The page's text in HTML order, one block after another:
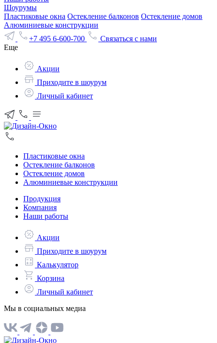
Шоурумы
Пластиковые окна Остекление балконов Остекление домов
Алюминиевые конструкции
+7 495 6-600-700
Связаться с нами
Еще
Акции
Приходите в шоурум
Личный кабинет
Пластиковые окна
Остекление балконов
Остекление домов
Алюминиевые конструкции
Продукция
Компания
Наши работы
Акции
Приходите в шоурум
Калькулятор
Корзина
Личный кабинет
Мы в социальных медиа